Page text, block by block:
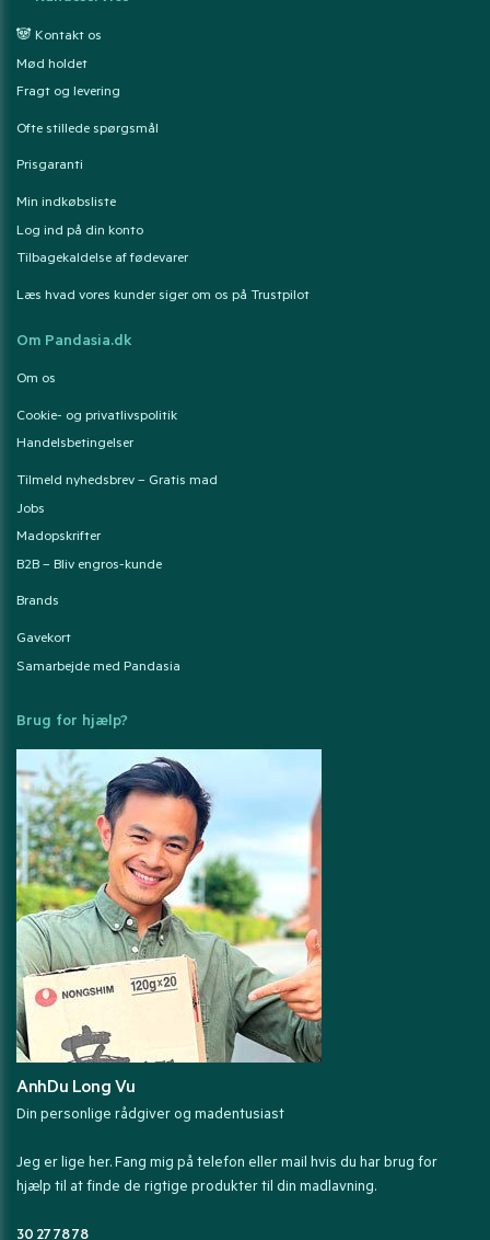
🐼 Kontakt os
Mød holdet
Fragt og levering
Ofte stillede spørgsmål
Prisgaranti
Min indkøbsliste
Log ind på din konto
Tilbagekaldelse af fødevarer
Læs hvad vores kunder siger om os på Trustpilot
Om Pandasia.dk
Om os
Cookie- og privatlivspolitik
Handelsbetingelser
Tilmeld nyhedsbrev – Gratis mad
Jobs
Madopskrifter
B2B – Bliv engros-kunde
Brands
Gavekort
Samarbejde med Pandasia
Brug for hjælp?
AnhDu Long Vu
Din personlige rådgiver og madentusiast
Jeg er lige her. Fang mig på telefon eller mail hvis du har brug for
hjælp til at finde de rigtige produkter til din madlavning.
30 27 78 78